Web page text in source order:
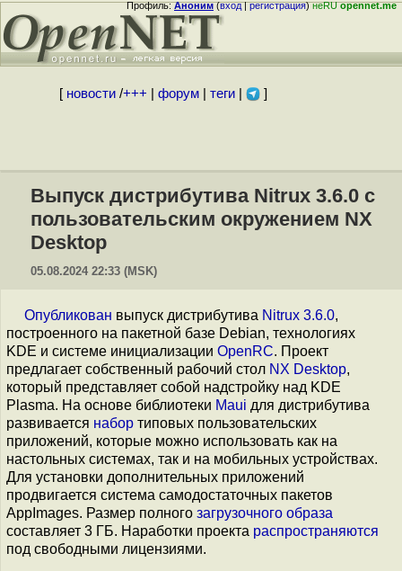
Профиль:Аноним(вход|регистрация)неRUopennet.me
[ новости/+++ форум| теги| ]
Выпуск дистрибутива Nitrux 3.6.0 с
пользовательским окружением NX
Desktop
05.08.2024 22:33 (MSK)
Опубликован выпуск дистрибутива Nitrux 3.6.0,
построенного на пакетной базе Debian, технологиях
KDE и системе инициализации OpenRC. Проект
предлагает собственный рабочий стол NX Desktop,
который представляет собой надстройку над KDE
Plasma. На основе библиотеки Maui для дистрибутива
развивается набор типовых пользовательских
приложений, которые можно использовать как на
настольных системах, так и на мобильных устройствах.
Для установки дополнительных приложений
продвигается система самодостаточных пакетов
AppImages. Размер полного загрузочного образа
составляет 3 ГБ. Наработки проекта распространяются
под свободными лицензиями.